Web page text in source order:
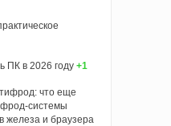
ПК в 2026 году +1
что еще
системы
железа и браузера